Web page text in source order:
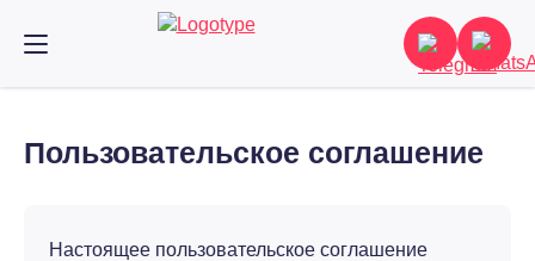
Пользовательское соглашение
Настоящее пользовательское соглашение